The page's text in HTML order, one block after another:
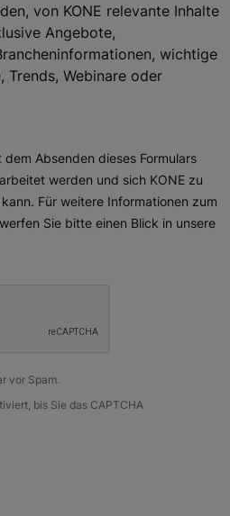
von KONE relevante Inhalte
Angebote,
wichtige
Trends, Webinare oder
Absenden dieses Formulars
werden und sich KONE zu
Für weitere Informationen zum
Sie bitte einen Blick in unsere
vor Spam.
bis Sie das CAPTCHA